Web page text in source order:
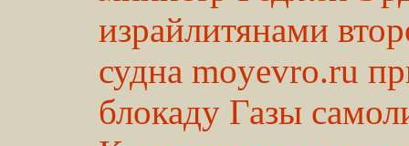
израйлитянами
судна moyevro.ru
блокаду Газы